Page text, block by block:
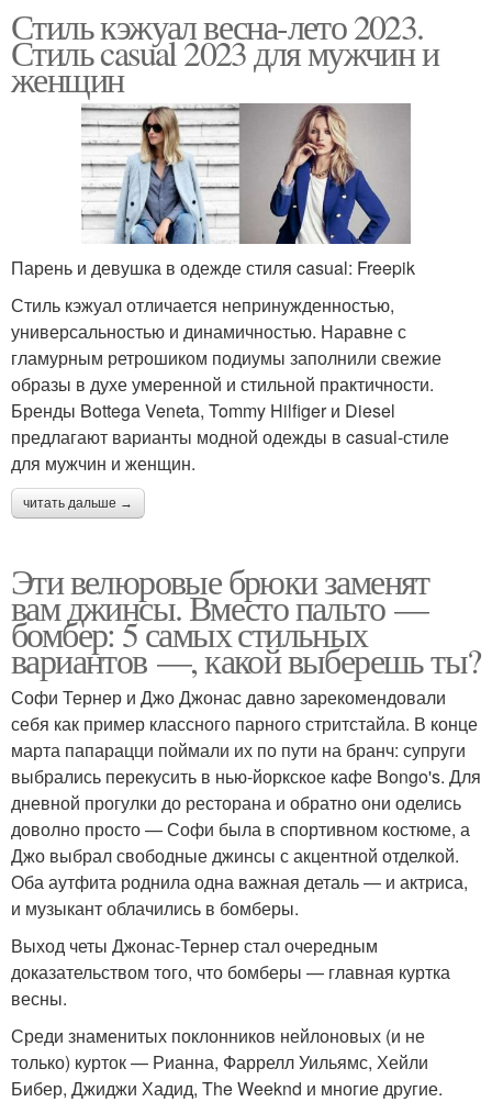
Стиль кэжуал весна-лето 2023.
Стиль casual 2023 для мужчин и
женщин
Парень и девушка в одежде стиля casual: Freepik
Стиль кэжуал отличается непринужденностью,
универсальностью и динамичностью. Наравне с
гламурным ретрошиком подиумы заполнили свежие
образы в духе умеренной и стильной практичности.
Бренды Bottega Veneta, Tommy Hilfiger и Diesel
предлагают варианты модной одежды в casual-стиле
для мужчин и женщин.
читать дальше →
Эти велюровые брюки заменят
вам джинсы. Вместо пальто —
бомбер: 5 самых стильных
вариантов —, какой выберешь ты?
Софи Тернер и Джо Джонас давно зарекомендовали
себя как пример классного парного стритстайла. В конце
марта папарацци поймали их по пути на бранч: супруги
выбрались перекусить в нью-йоркское кафе Bongo's. Для
дневной прогулки до ресторана и обратно они оделись
доволно просто — Софи была в спортивном костюме, а
Джо выбрал свободные джинсы с акцентной отделкой.
Оба аутфита роднила одна важная деталь — и актриса,
и музыкант облачились в бомберы.
Выход четы Джонас-Тернер стал очередным
доказательством того, что бомберы — главная куртка
весны.
Среди знаменитых поклонников нейлоновых (и не
только) курток — Рианна, Фаррелл Уильямс, Хейли
Бибер, Джиджи Хадид, The Weeknd и многие другие.